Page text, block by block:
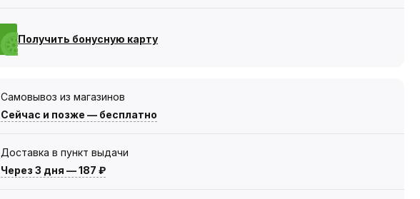
Получить бонусную карту
Самовывоз из магазинов
Сейчас и позже — бесплатно
Доставка в пункт выдачи
Через 3 дня —187 ₽